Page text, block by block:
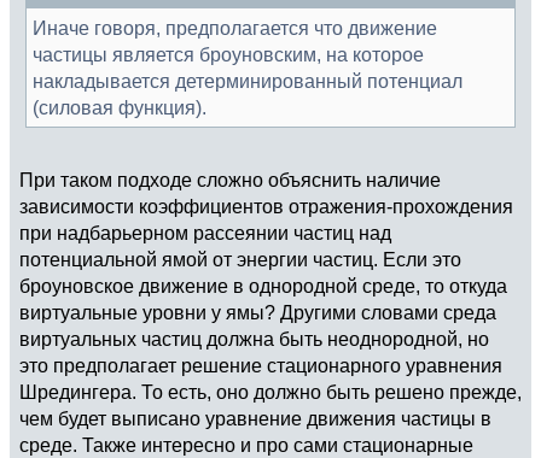
Иначе говоря, предполагается что движение
частицы является броуновским, на которое
накладывается детерминированный потенциал
(силовая функция).
При таком подходе сложно объяснить наличие
зависимости коэффициентов отражения-прохождения
при надбарьерном рассеянии частиц над
потенциальной ямой от энергии частиц. Если это
броуновское движение в однородной среде, то откуда
виртуальные уровни у ямы? Другими словами среда
виртуальных частиц должна быть неоднородной, но
это предполагает решение стационарного уравнения
Шредингера. То есть, оно должно быть решено прежде,
чем будет выписано уравнение движения частицы в
среде. Также интересно и про сами стационарные